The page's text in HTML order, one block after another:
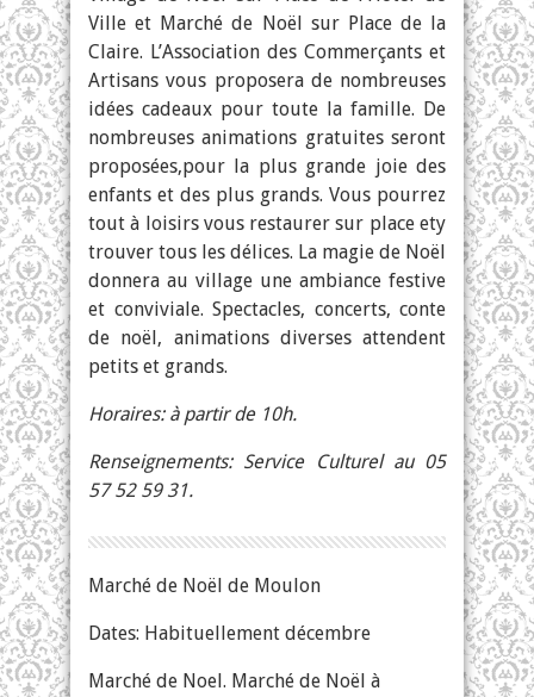
Ville et Marché de Noël sur Place de la
Claire. L’Association des Commerçants et
Artisans vous proposera de nombreuses
idées cadeaux pour toute la famille. De
nombreuses animations gratuites seront
proposées,pour la plus grande joie des
enfants et des plus grands. Vous pourrez
tout à loisirs vous restaurer sur place ety
trouver tous les délices. La magie de Noël
donnera au village une ambiance festive
et conviviale. Spectacles, concerts, conte
de noël, animations diverses attendent
petits et grands.
Horaires: à partir de 10h.
Renseignements: Service Culturel au 05
57 52 59 31.
Marché de Noël de Moulon
Dates: Habituellement décembre
Marché de Noel. Marché de Noël à